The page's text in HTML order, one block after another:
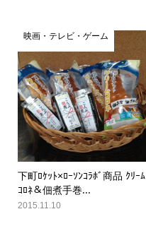
映画・テレビ・ゲーム
下町ﾛｹｯﾄ×ﾛｰｿﾝｺﾗﾎﾞ商品 ｸﾘｰﾑ
ｺﾛﾈ＆佃煮手巻...
2015.11.10